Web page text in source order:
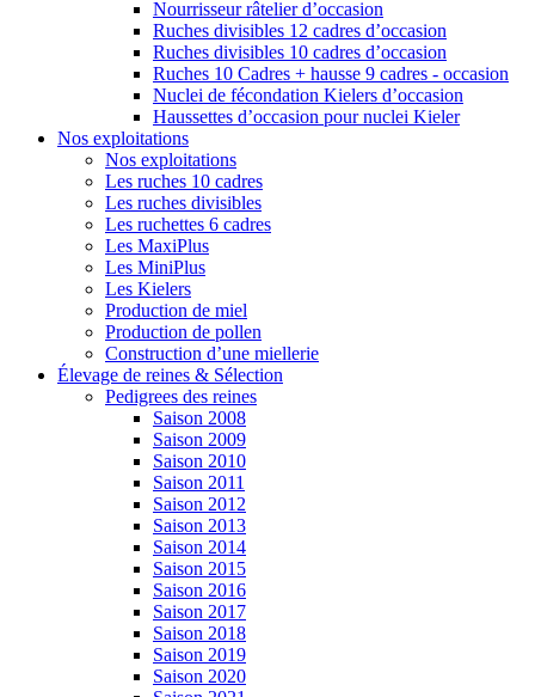
Nourrisseur râtelier d’occasion
Ruches divisibles 12 cadres d’occasion
Ruches divisibles 10 cadres d’occasion
Ruches 10 Cadres + hausse 9 cadres - occasion
Nuclei de fécondation Kielers d’occasion
Haussettes d’occasion pour nuclei Kieler
Nos exploitations
Nos exploitations
Les ruches 10 cadres
Les ruches divisibles
Les ruchettes 6 cadres
Les MaxiPlus
Les MiniPlus
Les Kielers
Production de miel
Production de pollen
Construction d’une miellerie
Élevage de reines & Sélection
Pedigrees des reines
Saison 2008
Saison 2009
Saison 2010
Saison 2011
Saison 2012
Saison 2013
Saison 2014
Saison 2015
Saison 2016
Saison 2017
Saison 2018
Saison 2019
Saison 2020